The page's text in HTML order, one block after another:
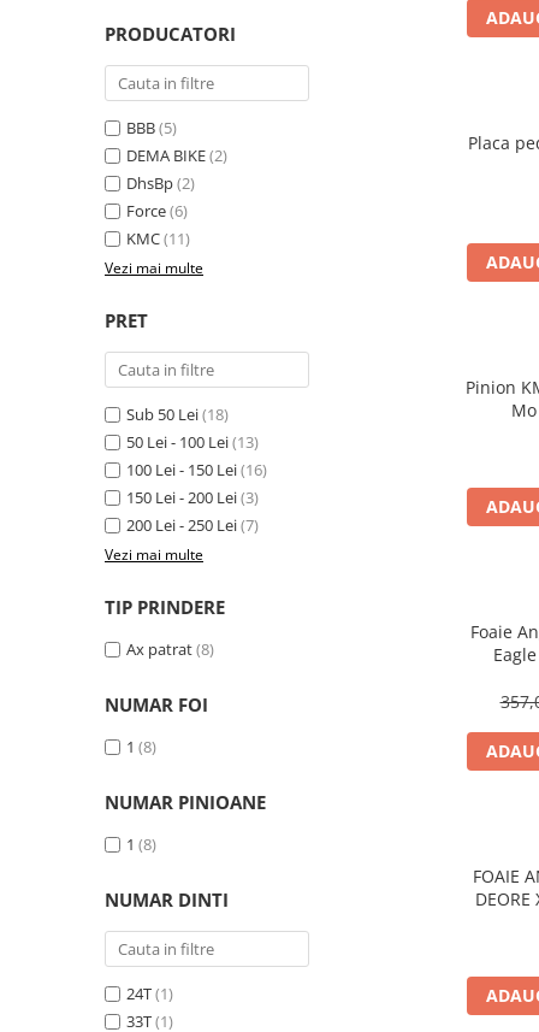
Portbagaj bicicleta
Antifurt bicicleta
Cosuri bicicleta
Pompa bicicleta
Produse intretinere bicicleta
Accesorii biciclete copii
Claxon bicicleta
Bidoane si suporti bicicleta
Suport telefon bicicleta
Oglinzi bicicleta
Cricuri bicicleta
Aparatori noroi bicicleta
Suport bicicleta
Computer bicicleta
Anvelopa bicicleta
Camera bicicleta
Lant bicicleta
Urechi cadru bicicleta
Mansoane si ghidolina
Ghidoane bicicleta
Pipe ghidon
Pedale bicicleta
PRODUCATORI
BBB(5)
DEMA BIKE(2)
DhsBp(2)
Force(6)
KMC(11)
Vezi mai multe
PRET
Sub 50 Lei(18)
50 Lei - 100 Lei(13)
100 Lei - 150 Lei(16)
150 Lei - 200 Lei(3)
200 Lei - 250 Lei(7)
Vezi mai multe
TIP PRINDERE
Ax patrat(8)
NUMAR FOI
1 (8)
NUMAR PINIOANE
1 (8)
NUMAR DINTI
24T(1)
33T(1)
Placa
Pinion
Foaie
FOAIE
DEORE